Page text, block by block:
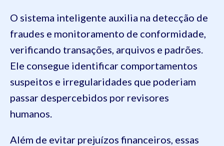
O sistema inteligente auxilia na detecção de
fraudes e monitoramento de conformidade,
verificando transações, arquivos e padrões.
Ele consegue identificar comportamentos
suspeitos e irregularidades que poderiam
passar despercebidos por revisores
humanos.
Além de evitar prejuízos financeiros, essas